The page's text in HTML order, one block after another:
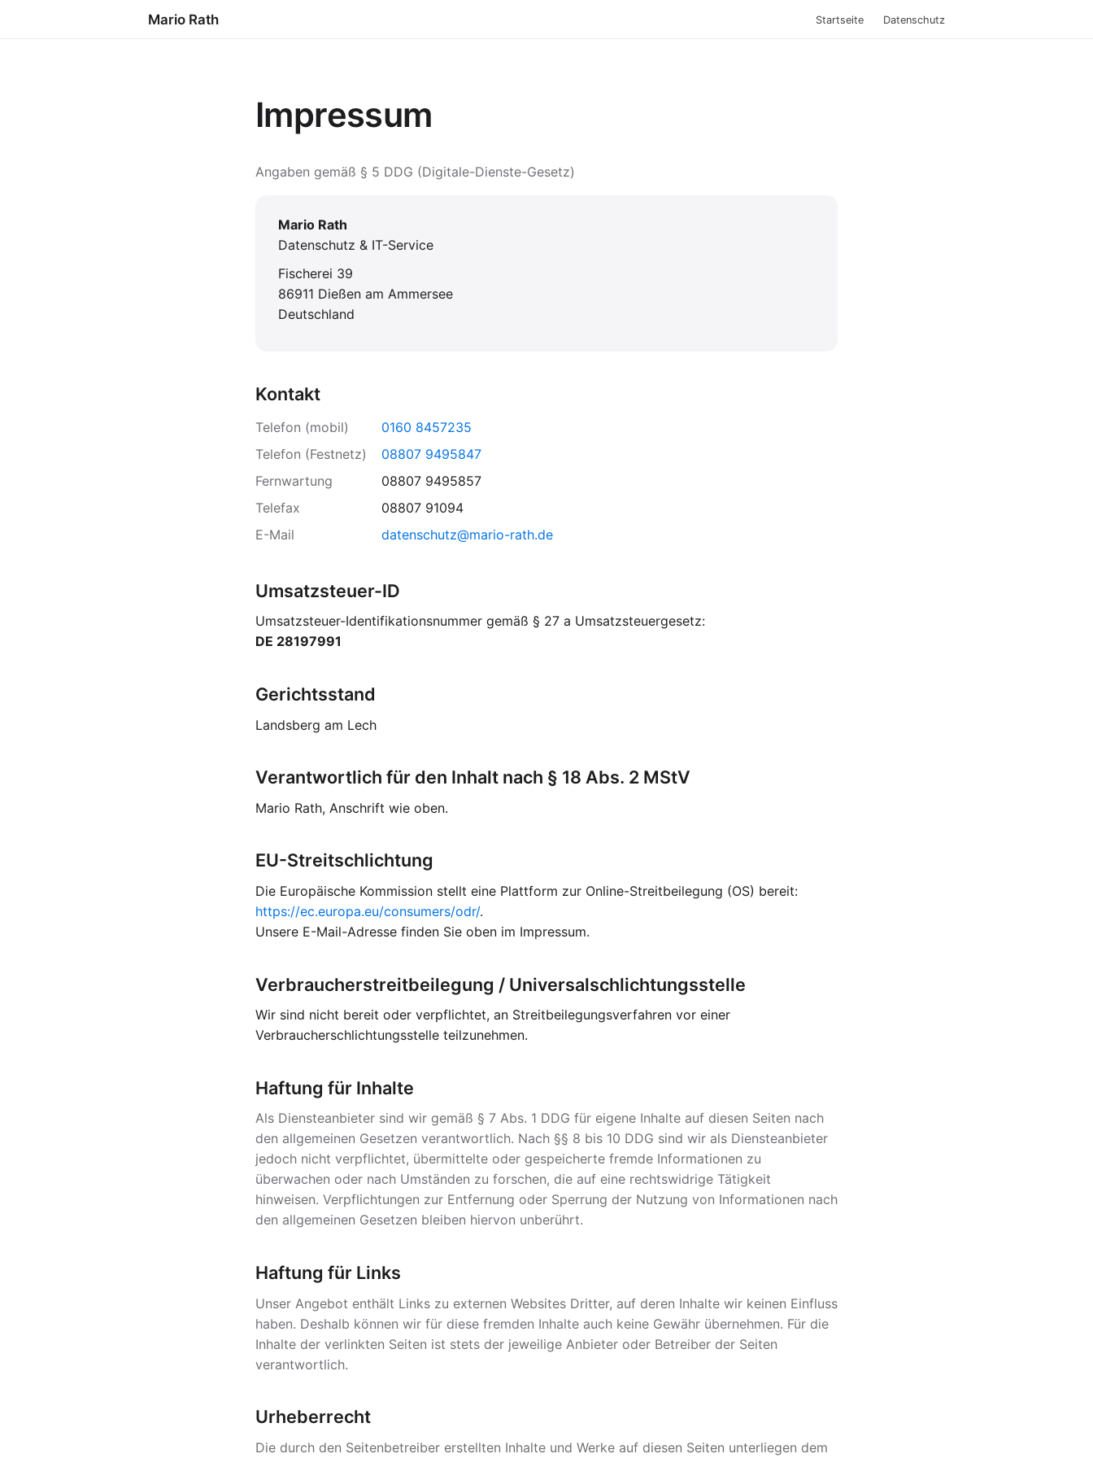
Mario Rath Startseite Datenschutz
Impressum
Angaben gemäß § 5 DDG (Digitale-Dienste-Gesetz)
Mario Rath
Datenschutz & IT-Service
Fischerei 39
86911 Dießen am Ammersee
Deutschland
Kontakt
Telefon (mobil)
0160 8457235
Telefon (Festnetz)
08807 9495847
Fernwartung
08807 9495857
Telefax
08807 91094
E-Mail
datenschutz@mario-rath.de
Umsatzsteuer-ID
Umsatzsteuer-Identifikationsnummer gemäß § 27 a Umsatzsteuergesetz:
DE 28197991
Gerichtsstand
Landsberg am Lech
Verantwortlich für den Inhalt nach § 18 Abs. 2 MStV
Mario Rath, Anschrift wie oben.
EU-Streitschlichtung
Die Europäische Kommission stellt eine Plattform zur Online-Streitbeilegung (OS) bereit:
https://ec.europa.eu/consumers/odr/.
Unsere E-Mail-Adresse finden Sie oben im Impressum.
Verbraucherstreitbeilegung / Universalschlichtungsstelle
Wir sind nicht bereit oder verpflichtet, an Streitbeilegungsverfahren vor einer
Verbraucherschlichtungsstelle teilzunehmen.
Haftung für Inhalte
Als Diensteanbieter sind wir gemäß § 7 Abs. 1 DDG für eigene Inhalte auf diesen Seiten nach
den allgemeinen Gesetzen verantwortlich. Nach §§ 8 bis 10 DDG sind wir als Diensteanbieter
jedoch nicht verpflichtet, übermittelte oder gespeicherte fremde Informationen zu
überwachen oder nach Umständen zu forschen, die auf eine rechtswidrige Tätigkeit
hinweisen. Verpflichtungen zur Entfernung oder Sperrung der Nutzung von Informationen nach
den allgemeinen Gesetzen bleiben hiervon unberührt.
Haftung für Links
Unser Angebot enthält Links zu externen Websites Dritter, auf deren Inhalte wir keinen Einfluss
haben. Deshalb können wir für diese fremden Inhalte auch keine Gewähr übernehmen. Für die
Inhalte der verlinkten Seiten ist stets der jeweilige Anbieter oder Betreiber der Seiten
verantwortlich.
Urheberrecht
Die durch den Seitenbetreiber erstellten Inhalte und Werke auf diesen Seiten unterliegen dem